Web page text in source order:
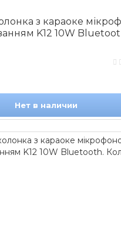
з караоке
K12 10W
Нет в наличии